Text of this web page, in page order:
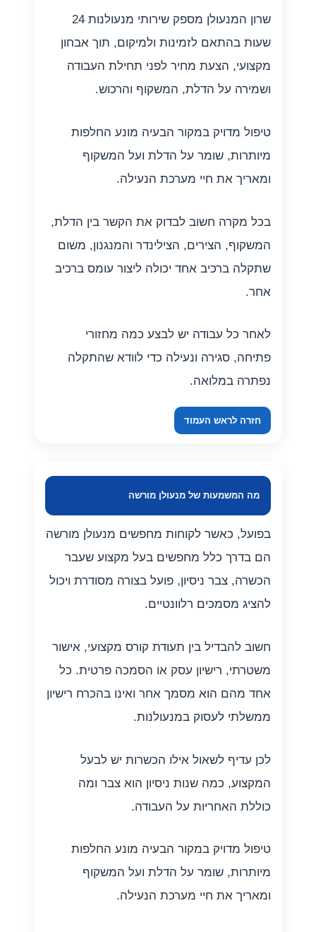
שרון המנעולן מספק שירותי מנעולנות 24
שעות בהתאם לזמינות ולמיקום, תוך אבחון
מקצועי, הצעת מחיר לפני תחילת העבודה
ושמירה על הדלת, המשקוף והרכוש.
טיפול מדויק במקור הבעיה מונע החלפות
מיותרות, שומר על הדלת ועל המשקוף
ומאריך את חיי מערכת הנעילה.
בכל מקרה חשוב לבדוק את הקשר בין הדלת,
המשקוף, הצירים, הצילינדר והמנגנון, משום
שתקלה ברכיב אחד יכולה ליצור עומס ברכיב
אחר.
לאחר כל עבודה יש לבצע כמה מחזורי
פתיחה, סגירה ונעילה כדי לוודא שהתקלה
נפתרה במלואה.
חזרה לראש העמוד
מה המשמעות של מנעולן מורשה
בפועל, כאשר לקוחות מחפשים מנעולן מורשה
הם בדרך כלל מחפשים בעל מקצוע שעבר
הכשרה, צבר ניסיון, פועל בצורה מסודרת ויכול
להציג מסמכים רלוונטיים.
חשוב להבדיל בין תעודת קורס מקצועי, אישור
משטרתי, רישיון עסק או הסמכה פרטית. כל
אחד מהם הוא מסמך אחר ואינו בהכרח רישיון
ממשלתי לעסוק במנעולנות.
לכן עדיף לשאול אילו הכשרות יש לבעל
המקצוע, כמה שנות ניסיון הוא צבר ומה
כוללת האחריות על העבודה.
טיפול מדויק במקור הבעיה מונע החלפות
מיותרות, שומר על הדלת ועל המשקוף
ומאריך את חיי מערכת הנעילה.